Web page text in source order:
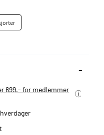
699.- for medlemmer